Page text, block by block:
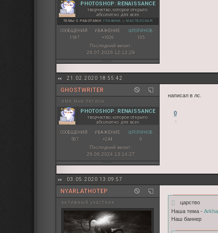
PHOTOSHOP: RENAISSANCE
творчество, которое открыто
абсолютно для всех
ТЕМЫ С РАБОТАМИ:ГРАФИКА ◇МАСТЕРСКАЯ
СООБЩЕНИЙ:
1187
УВАЖЕНИЕ:
+1026
ФЛОРИНОВ:
105
Последний визит:
26.07.2026 12:12:29
21.02.2020 18:55:42
GHOSTWRITER
имя мне легион
PHOTOSHOP: RENAISSANCE
творчество, которое открыто
абсолютно для всех
СООБЩЕНИЙ:
507
УВАЖЕНИЕ:
+244
ФЛОРИНОВ:
0
Последний визит:
26.06.2024 13:14:27
написал в лс.
0
03.05.2020 13:09:57
NYARLATHOTEP
активный участник
царство
Наша тема -
Наш баннер